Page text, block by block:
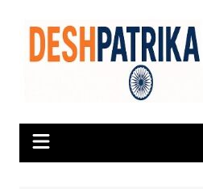
content